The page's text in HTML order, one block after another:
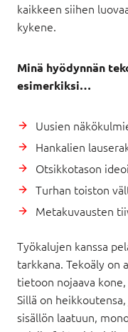
kaikkeen siihen
kykene.
Minä hyödynnän
esimerkiksi…
Uusien
Hankalien
Otsikkotason
Turhan toiston
Metakuvausten
Työkalujen kanssa
tarkkana. Tekoäly on
tietoon nojaava
Sillä on
sisällön laatuun,